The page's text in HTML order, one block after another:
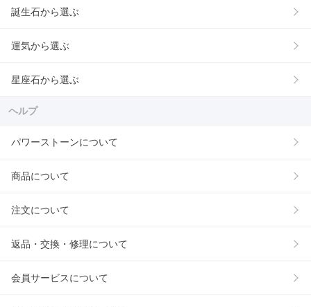
誕生石から選ぶ
運気から選ぶ
星座石から選ぶ
ヘルプ
パワーストーンについて
商品について
注文について
返品・交換・修理について
会員サービスについて